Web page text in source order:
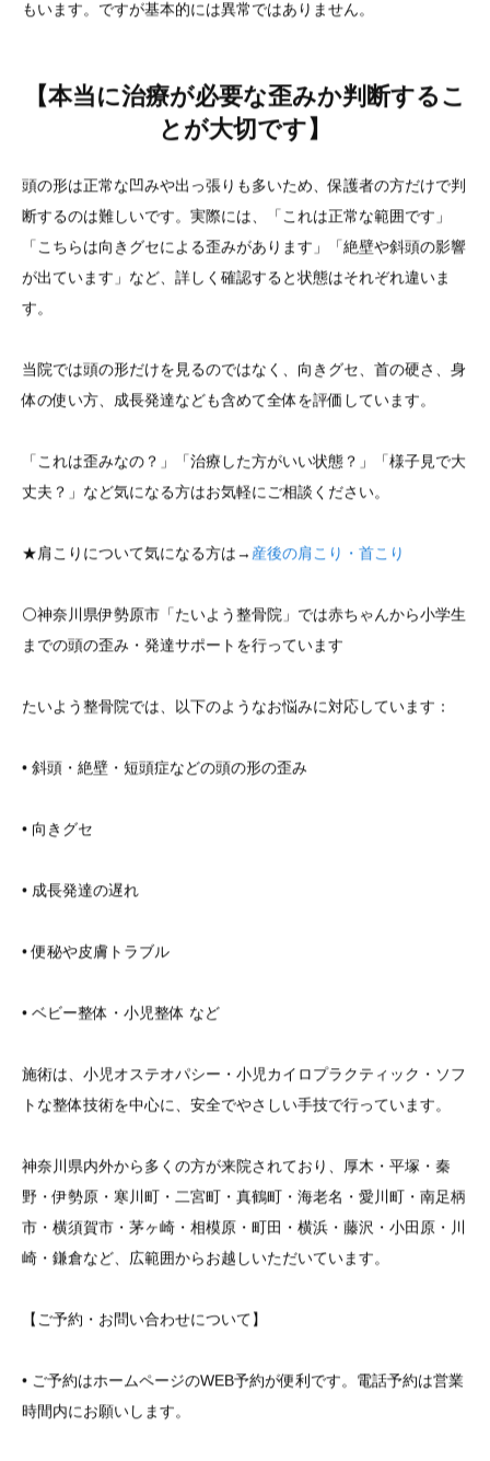
もいます。ですが基本的には異常ではありません。
【本当に治療が必要な歪みか判断するこ
とが大切です】
頭の形は正常な凹みや出っ張りも多いため、保護者の方だけで判
断するのは難しいです。実際には、「これは正常な範囲です」
「こちらは向きグセによる歪みがあります」「絶壁や斜頭の影響
が出ています」など、詳しく確認すると状態はそれぞれ違いま
す。
当院では頭の形だけを見るのではなく、向きグセ、首の硬さ、身
体の使い方、成長発達なども含めて全体を評価しています。
「これは歪みなの？」「治療した方がいい状態？」「様子見で大
丈夫？」など気になる方はお気軽にご相談ください。
★肩こりについて気になる方は→ 産後の肩こり・首こり
⚪️神奈川県伊勢原市「たいよう整骨院」では赤ちゃんから小学生
までの頭の歪み・発達サポートを行っています
たいよう整骨院では、以下のようなお悩みに対応しています：
• 斜頭・絶壁・短頭症などの頭の形の歪み
• 向きグセ
• 成長発達の遅れ
• 便秘や皮膚トラブル
• ベビー整体・小児整体 など
施術は、小児オステオパシー・小児カイロプラクティック・ソフ
トな整体技術を中心に、安全でやさしい手技で行っています。
神奈川県内外から多くの方が来院されており、厚木・平塚・秦
野・伊勢原・寒川町・二宮町・真鶴町・海老名・愛川町・南足柄
市・横須賀市・茅ヶ崎・相模原・町田・横浜・藤沢・小田原・川
崎・鎌倉など、広範囲からお越しいただいています。
【ご予約・お問い合わせについて】
• ご予約はホームページのWEB予約が便利です。電話予約は営業
時間内にお願いします。